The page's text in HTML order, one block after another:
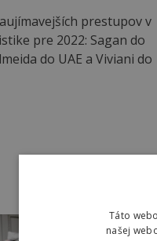
Táto
našej